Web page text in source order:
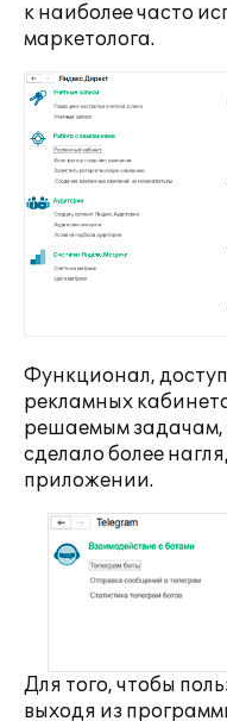
к наиболее часто
маркетолога.
Функционал,
рекламных
решаемым задачам,
сделало более
приложении.
Для того, чтобы
выходя из